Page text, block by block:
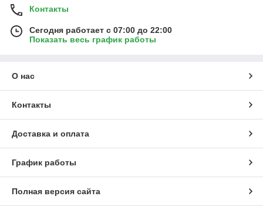
Контакты
Сегодня работает с 07:00 до 22:00
Показать весь график работы
О нас
Контакты
Доставка и оплата
График работы
Полная версия сайта